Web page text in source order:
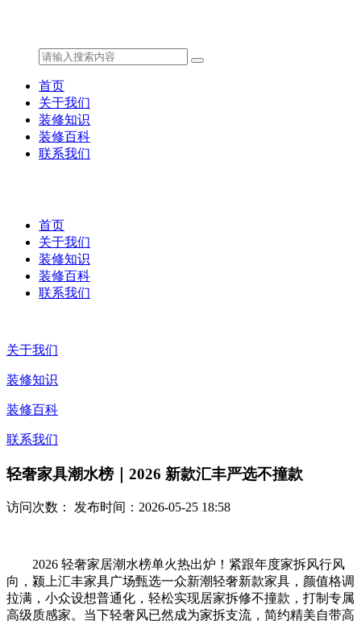
首页
关于我们
装修知识
装修百科
联系我们
首页
关于我们
装修知识
装修百科
联系我们
关于我们
装修知识
装修百科
联系我们
轻奢家具潮水榜｜2026 新款汇丰严选不撞款
访问次数： 发布时间：2026-05-25 18:58
2026 轻奢家居潮水榜单火热出炉！紧跟年度家拆风行风
向，颍上汇丰家具广场甄选一众新潮轻奢新款家具，颜值格调
拉满，小众设想普通化，轻松实现居家拆修不撞款，打制专属
高级质感家。当下轻奢风已然成为家拆支流，简约精美自带高